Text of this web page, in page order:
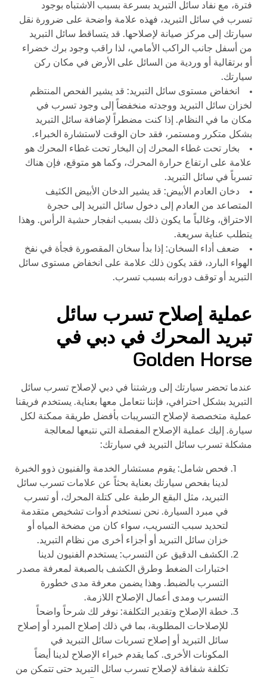
فترة، مع نفاد سائل التبريد بسرعة بسبب الاشتباه بوجود
تسرب في سائل التبريد، فهذه علامة واضحة على ضرورة نقل
سيارتك إلى مركز صيانة لإصلاحها. قد يتساقط سائل التبريد
من أسفل جانب الراكب الأمامي، لذا راقب وجود برك خضراء
أو برتقالية أو وردية من السائل على الأرض في مكان ركن
سيارتك.
انخفاض مستوى سائل التبريد: قد يشير الفحص المنتظم
لخزان سائل التبريد ووجدته منخفضاً إلى وجود تسرب في
مكان ما في النظام. إذا كنت مضطراً لإضافة سائل التبريد
بشكل متكرر ومستمر، فقد حان الوقت لاستشارة الخبراء.
بخار تحت غطاء المحرك إن البخار تحت غطاء المحرك هو
علامة على ارتفاع حرارة المحرك، وكما هو متوقع، فإن هناك
تسرباً في سائل التبريد.
دخان العادم الأبيض: قد يشير الدخان الأبيض الكثيف
المتصاعد من العادم إلى دخول سائل التبريد إلى حجرة
الاحتراق، وغالباً ما يكون ذلك بسبب انفجار حشية الرأس. وهذا
يتطلب عناية سريعة.
ضعف أداء السخان: إذا بدأ سخان المقصورة فجأة في نفخ
الهواء البارد، فقد يكون ذلك علامة على انخفاض مستوى سائل
التبريد أو توقف دورانه بسبب تسرب.
عملية إصلاح تسرب سائل
تبريد المحرك في دبي في
Golden Horse
عندما تحضر سيارتك إلى ورشتنا في دبي لإصلاح تسرب سائل
التبريد بشكل احترافي، فإننا نتعامل معها بعناية. يستخدم فريقنا
عملية متخصصة لإصلاح التسريبات بأفضل طريقة ممكنة لكل
سيارة. إليك عملية الإصلاح المفصلة التي نتبعها لمعالجة
مشكلة تسرب سائل التبريد في سيارتك:
فحص شامل: يقوم مستشار الخدمة والفنيون ذوو الخبرة
لدينا بفحص سيارتك بعناية بحثاً عن علامات تسرب سائل
التبريد، مثل البقع الرطبة على كتلة المحرك، أو تسرب
في مبرد السيارة. نحن نستخدم أدوات تشخيص متقدمة
لتحديد سبب التسريب، سواء كان من مضخة المياه أو
خزان سائل التبريد أو أجزاء أخرى من نظام التبريد.
الكشف الدقيق عن التسرب: يستخدم الفنيون لدينا
اختبارات الضغط وطرق الكشف بالصبغة لمعرفة مصدر
التسرب بالضبط. وهذا يضمن معرفة مدى خطورة
التسرب ومدى أعمال الإصلاح اللازمة.
خطة الإصلاح وتقدير التكلفة: نوفر لك شرحاً واضحاً
للإصلاحات المطلوبة، بما في ذلك إصلاح المبرد أو إصلاح
سائل التبريد أو إصلاح تسربات سائل التبريد في
المكونات الأخرى. كما يقدم خبراء الإصلاح لدينا أيضاً
تكلفة شفافة لإصلاح تسرب سائل التبريد حتى تتمكن من